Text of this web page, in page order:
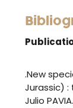
.New
Jurassic) :
Julio